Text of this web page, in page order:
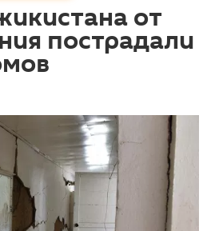
от
пострадали